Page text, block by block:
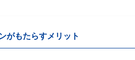
がもたらすメリット